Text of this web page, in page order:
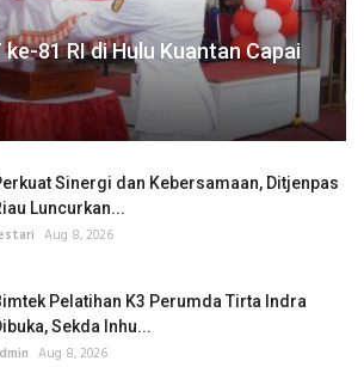
ke-81 RI di Hulu Kuantan Capai
Sinergi dan Kebersamaan, Ditjenpas
Luncurkan...
Aug 8, 2026
Pelatihan K3 Perumda Tirta Indra
Sekda Inhu...
Aug 8, 2026